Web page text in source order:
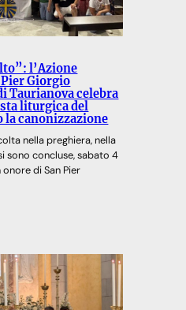
l’Azione
Giorgio
Taurianova celebra
liturgica del
la canonizzazione
nella preghiera, nella
sono concluse, sabato 4
di San Pier